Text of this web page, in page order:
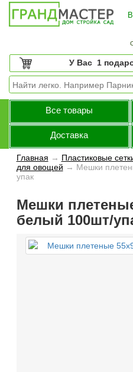
У Вас 1
Все товары
Доставка
Главная → Пластиковые
для овощей → Мешки
упак
Мешки
белый 100шт/